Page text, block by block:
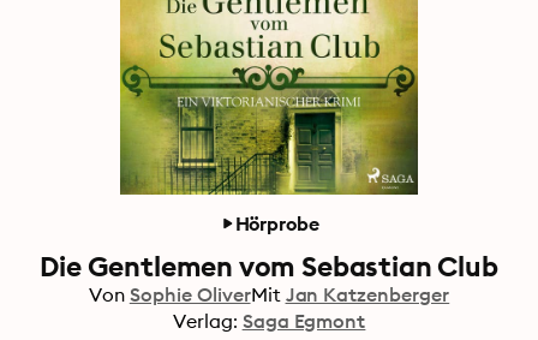
Hörprobe
Die Gentlemen vom Sebastian Club
Von Sophie OliverMit Jan Katzenberger
Verlag: Saga Egmont